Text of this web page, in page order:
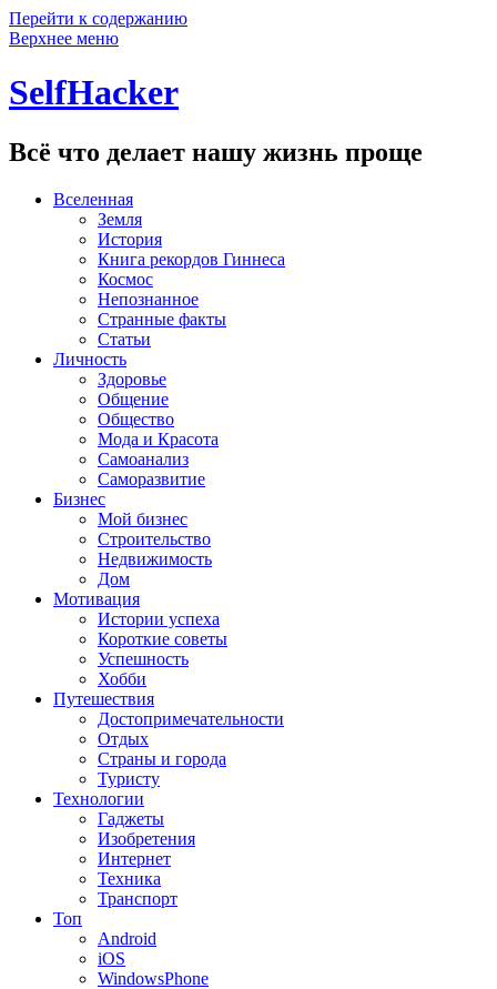
Перейти к содержанию
Верхнее меню
SelfHacker
Всё что делает нашу жизнь проще
Вселенная
Земля
История
Книга рекордов Гиннеса
Космос
Непознанное
Странные факты
Статьи
Личность
Здоровье
Общение
Общество
Мода и Красота
Самоанализ
Саморазвитие
Бизнес
Мой бизнес
Строительство
Недвижимость
Дом
Мотивация
Истории успеха
Короткие советы
Успешность
Хобби
Путешествия
Достопримечательности
Отдых
Страны и города
Туристу
Технологии
Гаджеты
Изобретения
Интернет
Техника
Транспорт
Топ
Android
iOS
WindowsPhone